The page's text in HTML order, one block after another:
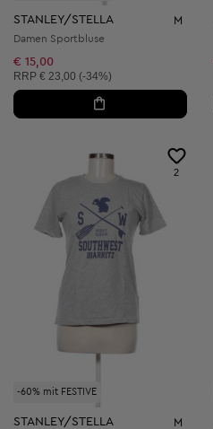
STANLEY/STELLA M
Damen Sportbluse
€ 15,00
Unverbindliche Preisempfehlung:
RRP € 23,00 (-34%)
-60% mit FESTIVE
2
STANLEY/STELLA M